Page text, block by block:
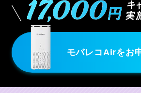
スト」をご覧ください。ミリ波（
5Gサービスには対応していません
※上記料金に加え、ユニバーサルサ
ユニバーサルサービス制度につい
https://www.softbank.jp/internet/
電話リレーサービス制度について：
https://www.softbank.jp/internet/
モバレコAirをお